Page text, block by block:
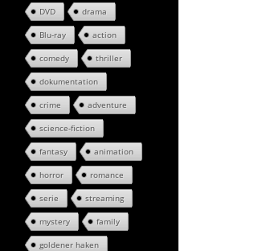
DVD drama
Blu-ray action
comedy thriller
dokumentation
crime adventure
science-fiction
fantasy animation
horror romance
serie streaming
mystery family
goldener haken